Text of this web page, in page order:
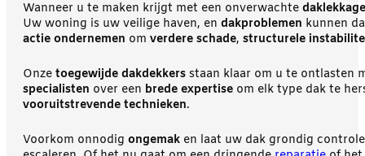
Wanneer u te maken krijgt met een onverwachte daklekkage
Uw woning is uw veilige haven, en dakproblemen kunnen
actie ondernemen om verdere schade, structurele
Onze toegewijde dakdekkers staan klaar om u te ontlasten
specialisten over een brede expertise om elk type dak te
vooruitstrevende technieken.
Voorkom onnodig ongemak en laat uw dak grondig